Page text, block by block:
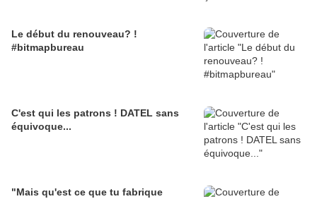
Le début du renouveau? !
#bitmapbureau
C'est qui les patrons ! DATEL sans
équivoque...
"Mais qu'est ce que tu fabrique